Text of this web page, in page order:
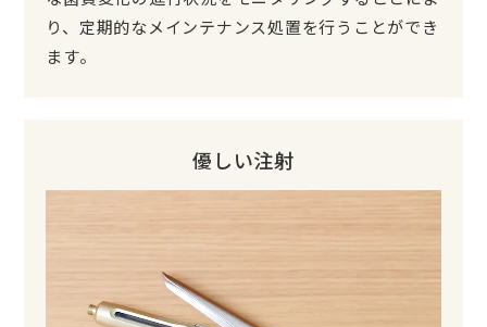
り、定期的なメインテナンス処置を行うことができ
ます。
優しい注射